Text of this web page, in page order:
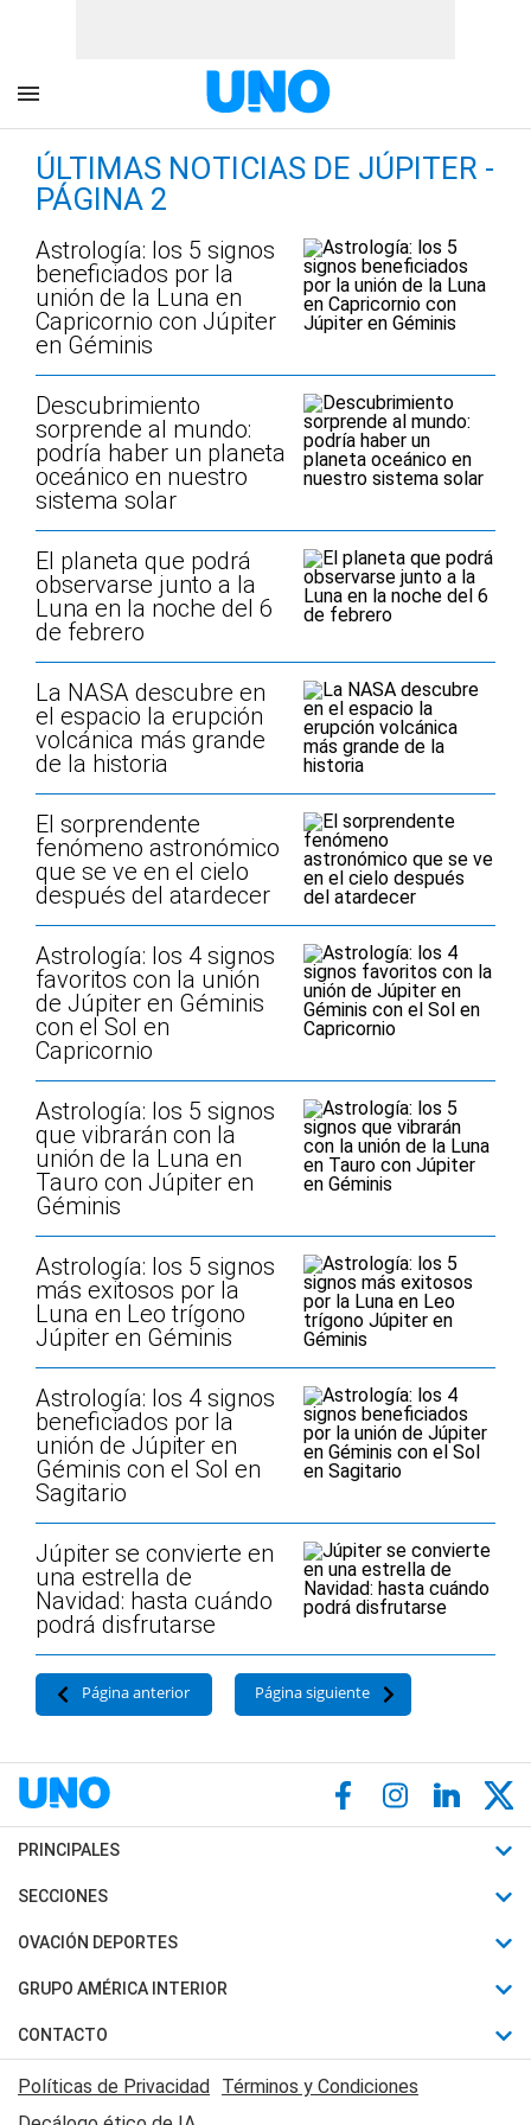
ÚLTIMAS NOTICIAS DE JÚPITER -
PÁGINA 2
Astrología: los 5 signos
beneficiados por la
unión de la Luna en
Capricornio con Júpiter
en Géminis
Descubrimiento
sorprende al mundo:
podría haber un planeta
oceánico en nuestro
sistema solar
El planeta que podrá
observarse junto a la
Luna en la noche del 6
de febrero
La NASA descubre en
el espacio la erupción
volcánica más grande
de la historia
El sorprendente
fenómeno astronómico
que se ve en el cielo
después del atardecer
Astrología: los 4 signos
favoritos con la unión
de Júpiter en Géminis
con el Sol en
Capricornio
Astrología: los 5 signos
que vibrarán con la
unión de la Luna en
Tauro con Júpiter en
Géminis
Astrología: los 5 signos
más exitosos por la
Luna en Leo trígono
Júpiter en Géminis
Astrología: los 4 signos
beneficiados por la
unión de Júpiter en
Géminis con el Sol en
Sagitario
Júpiter se convierte en
una estrella de
Navidad: hasta cuándo
podrá disfrutarse
Página anterior Página siguiente
PRINCIPALES
Últimas Noticias
Política
Judiciales
Economia
SECCIONES
Horóscopo
Motores
Trucos caseros
Series y Películas
OVACIÓN DEPORTES
Fútbol
Mundial
Automovilismo
Rugby
GRUPO AMÉRICA INTERIOR
Canal 7 en Vivo
CONTACTO
Acerca de Nosotros
Contactanos
Políticas de Privacidad Términos y Condiciones